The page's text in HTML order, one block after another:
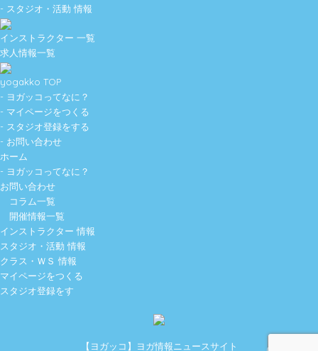
- スタジオ・活動 情報
インストラクター 一覧
求人情報一覧
yogakko TOP
- ヨガッコってなに？
- マイページをつくる
- スタジオ登録をする
- お問い合わせ
ホーム
- ヨガッコってなに？
お問い合わせ
コラム一覧
開催情報一覧
インストラクター 情報
スタジオ・活動 情報
クラス・ＷＳ 情報
マイページをつくる
スタジオ登録をす
【ヨガッコ】ヨガ情報ニュースサイト